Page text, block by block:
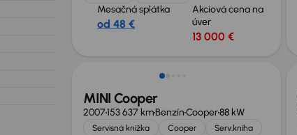
Mesačná splátka
od 48 €
Akciová cena na
úver
13 000 €
MINI Cooper
2007153 637 kmBenzínCooper88 kW
Servisná knižka Cooper
Serv.kniha